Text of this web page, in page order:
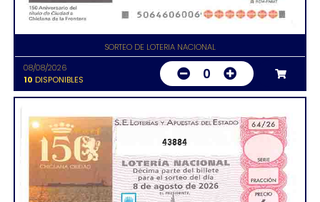
SORTEO DE LOTERIA NACIONAL
08/08/2026
10 DISPONIBLES 0
43884